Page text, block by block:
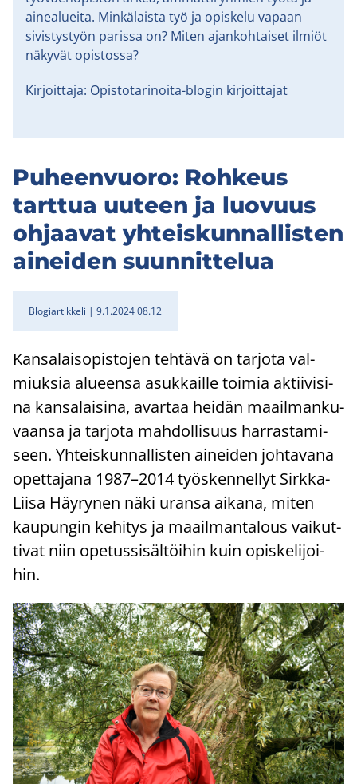
ainealueita. Minkälaista työ ja opiskelu vapaan
sivistystyön parissa on? Miten ajankohtaiset ilmiöt
näkyvät opistossa?
Kirjoittaja: Opistotarinoita-blogin kirjoittajat
Pu­heen­vuo­ro: Roh­keus
tart­tua uu­teen ja luo­vuus
oh­jaa­vat yh­teis­kun­nal­lis­ten
ai­nei­den suun­nit­te­lua
Blogiartikkeli 9.1.2024 08.12
Kan­sa­lais­opis­to­jen teh­tä­vä on tar­jo­ta val­
miuk­sia alu­een­sa asuk­kail­le toi­mia ak­tii­vi­si­
na kan­sa­lai­si­na, avar­taa hei­dän maa­il­man­ku­
vaan­sa ja tar­jo­ta mah­dol­li­suus har­ras­ta­mi­
seen. Yh­teis­kun­nal­lis­ten ai­nei­den joh­ta­va­na
opet­ta­ja­na 1987–2014 työs­ken­nel­lyt Sirkka-​
Liisa Häy­ry­nen näki uran­sa ai­ka­na, miten
kau­pun­gin ke­hi­tys ja maa­il­man­ta­lous vai­kut­
ti­vat niin ope­tus­si­säl­töi­hin kuin opis­ke­li­joi­
hin.